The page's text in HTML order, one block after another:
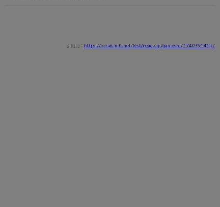
引用元： https://krsw.5ch.net/test/read.cgi/gamesm/1740395459/